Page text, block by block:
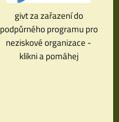
givt za zařazení do
podpůrného programu pro
neziskové organizace -
klikni a pomáhej